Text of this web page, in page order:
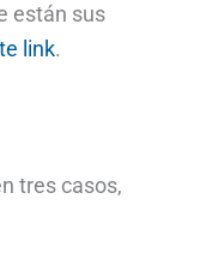
están sus
link.
tres casos,